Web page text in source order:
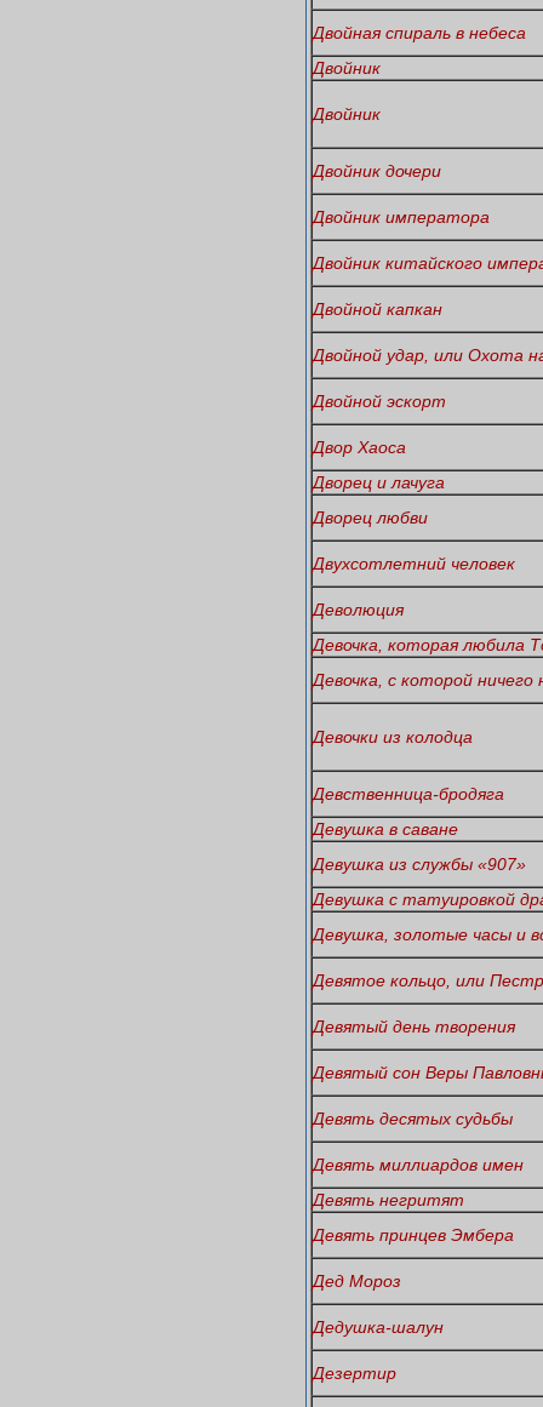
Двойная спираль в небеса
Двойник
Двойник
Двойник дочери
Двойник императора
Двойник китайского
Двойной капкан
Двойной удар, или Охота
Двойной эскорт
Двор Хаоса
Дворец и лачуга
Дворец любви
Двухсотлетний человек
Деволюция
Девочка, которая любила
Девочка, с которой ничего
Девочки из колодца
Девственница-бродяга
Девушка в саване
Девушка из службы «907»
Девушка с татуировкой
Девушка, золотые часы и
Девятое кольцо, или
Девятый день творения
Девятый сон Веры
Девять десятых судьбы
Девять миллиардов имен
Девять негритят
Девять принцев Эмбера
Дед Мороз
Дедушка-шалун
Дезертир